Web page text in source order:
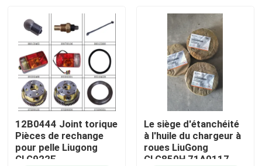
Aperçu
12B0444 Joint torique
Pièces de rechange
pour pelle Liugong
CLG922E
Le siège d'étanchéité
à l'huile du chargeur à
roues LiuGong
CLG850H 71A0117